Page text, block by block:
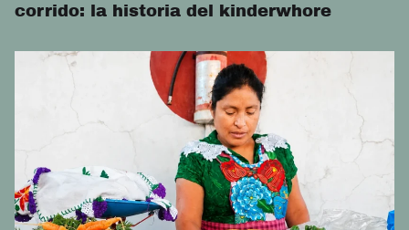
corrido: la historia del kinderwhore